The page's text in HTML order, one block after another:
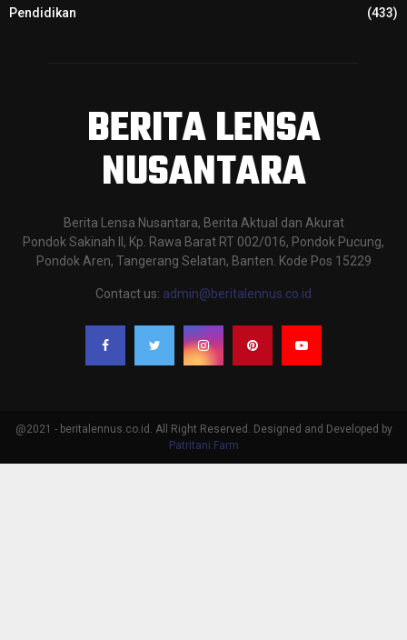
Pendidikan
(433)
BERITA LENSA
NUSANTARA
Berita Lensa Nusantara, Berita Aktual dan Akurat
Pondok Sakinah II, Kp. Rawa Barat RT 002/016, Pondok Pucung,
Pondok Aren, Tangerang Selatan, Banten. Kode Pos 15229
Contact us: admin@beritalennus.co.id
@2021 - beritalennus.co.id. All Right Reserved. Designed and Developed by
Patritani.Farm